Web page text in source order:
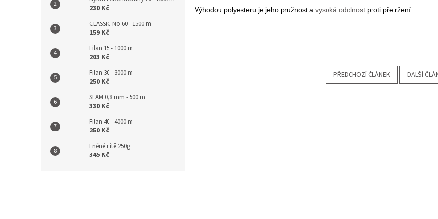
230 Kč
CLASSIC No 60 - 1500 m
159 Kč
Filan 15 - 1000 m
203 Kč
Filan 30 - 3000 m
250 Kč
SLAM 0,8 mm - 500 m
330 Kč
Filan 40 - 4000 m
250 Kč
Lněné nitě 250g
345 Kč
Výhodou polyesteru je jeho pružnost a vysoká odolnost proti přetržení.
PŘEDCHOZÍ ČLÁNEK DALŠÍ